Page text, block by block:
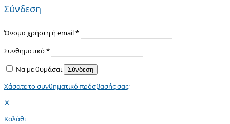
Σύνδεση
Όνομα χρήστη ή email*
Συνθηματικό *
Να με θυμάσαι
Σύνδεση
Χάσατε το συνθηματικό πρόσβασής σας;
✕
Καλάθι